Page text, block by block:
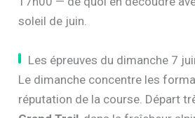
soleil de juin.
Les épreuves du dimanche 7
Le dimanche concentre les
réputation de la course. Départ